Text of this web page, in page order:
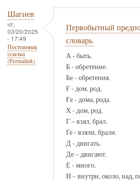
Шагиев
чт,
03/20/2025
- 17:49
Постоянная
ссылка
(Permalink)
Первобытный
словарь.
А - быть.
Б - обретение.
Бе - обретения.
Ғ - дом, род.
Ғе - дома, рода.
Х - дом, род.
Г – взял, брал.
Ге - взяли, брали.
Д - двигать.
Де – двигают.
Е - много.
И – внутри, около, над,